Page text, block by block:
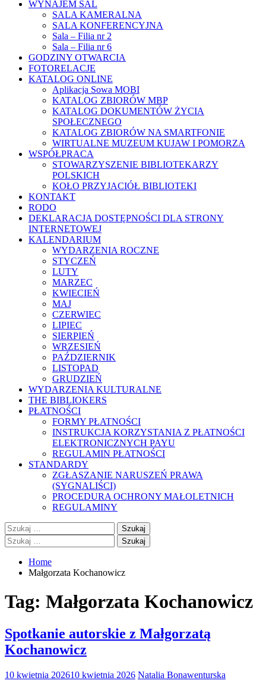
WYNAJEM SAL
SALA KAMERALNA
SALA KONFERENCYJNA
Sala – Filia nr 2
Sala – Filia nr 6
GODZINY OTWARCIA
FOTORELACJE
KATALOG ONLINE
Aplikacja Sowa MOBI
KATALOG ZBIORÓW MBP
KATALOG DOKUMENTÓW ŻYCIA
SPOŁECZNEGO
KATALOG ZBIORÓW NA SMARTFONIE
WIRTUALNE MUZEUM KUJAW I POMORZA
WSPÓŁPRACA
STOWARZYSZENIE BIBLIOTEKARZY
POLSKICH
KOŁO PRZYJACIÓŁ BIBLIOTEKI
KONTAKT
RODO
DEKLARACJA DOSTĘPNOŚCI DLA STRONY
INTERNETOWEJ
KALENDARIUM
WYDARZENIA ROCZNE
STYCZEŃ
LUTY
MARZEC
KWIECIEŃ
MAJ
CZERWIEC
LIPIEC
SIERPIEŃ
WRZESIEŃ
PAŹDZIERNIK
LISTOPAD
GRUDZIEŃ
WYDARZENIA KULTURALNE
THE BIBLIOKERS
PŁATNOŚCI
FORMY PŁATNOŚCI
INSTRUKCJA KORZYSTANIA Z PŁATNOŚCI
ELEKTRONICZNYCH PAYU
REGULAMIN PŁATNOŚCI
STANDARDY
ZGŁASZANIE NARUSZEŃ PRAWA
(SYGNALIŚCI)
PROCEDURA OCHRONY MAŁOLETNICH
REGULAMINY
Szukaj:
Szukaj:
Home
Małgorzata Kochanowicz
Tag: Małgorzata Kochanowicz
Spotkanie autorskie z Małgorzatą
Kochanowicz
10 kwietnia 202610 kwietnia 2026 Natalia Bonawenturska